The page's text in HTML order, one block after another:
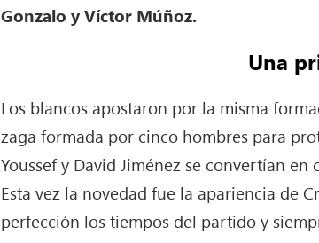
Gonzalo y Víctor Múñoz.
Una
Los blancos apostaron por la misma
zaga formada por cinco hombres para
Youssef y David Jiménez se convertían
Esta vez la novedad fue la apariencia de
perfección los tiempos del partido y